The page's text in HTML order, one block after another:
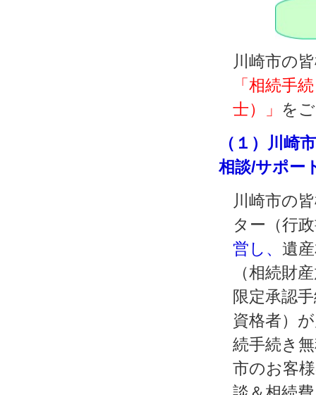
川崎市の
「相続手
士）」 を
（１）川崎
相談/サポー
川崎市の
ター（行
営し、 遺
（相続財
限定承認
資格者）
続手続き
市のお客